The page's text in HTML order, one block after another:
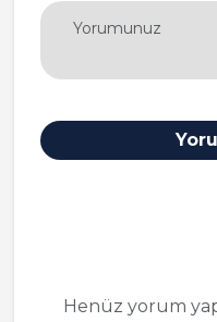
Henüz yorum